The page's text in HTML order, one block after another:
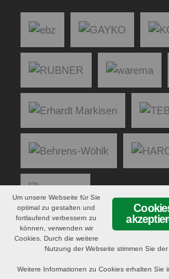
© 2026Tischlerei Schierding GbR·
Hoheneggelsen
· Tel: 0 51 29 - 2 79
Um unsere Webseite für Sie
optimal zu gestalten und
fortlaufend verbessern zu
können, verwenden wir
Cookies. Durch die weitere
Nutzung der Webseite stimmen Sie
Weitere Informationen zu Cookies erhalten Sie